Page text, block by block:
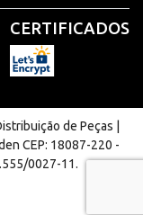
CERTIFICADOS
de Peças |
CEP: 18087-220 -
0027-11.